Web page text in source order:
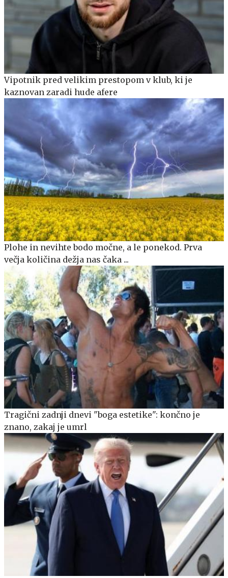
Vipotnik pred velikim prestopom v klub, ki je
kaznovan zaradi hude afere
Plohe in nevihte bodo močne, a le ponekod. Prva
večja količina dežja nas čaka ...
Tragični zadnji dnevi "boga estetike": končno je
znano, zakaj je umrl